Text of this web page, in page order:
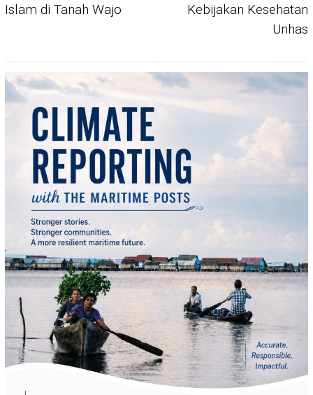
Islam di Tanah Wajo
Kebijakan Kesehatan
Unhas